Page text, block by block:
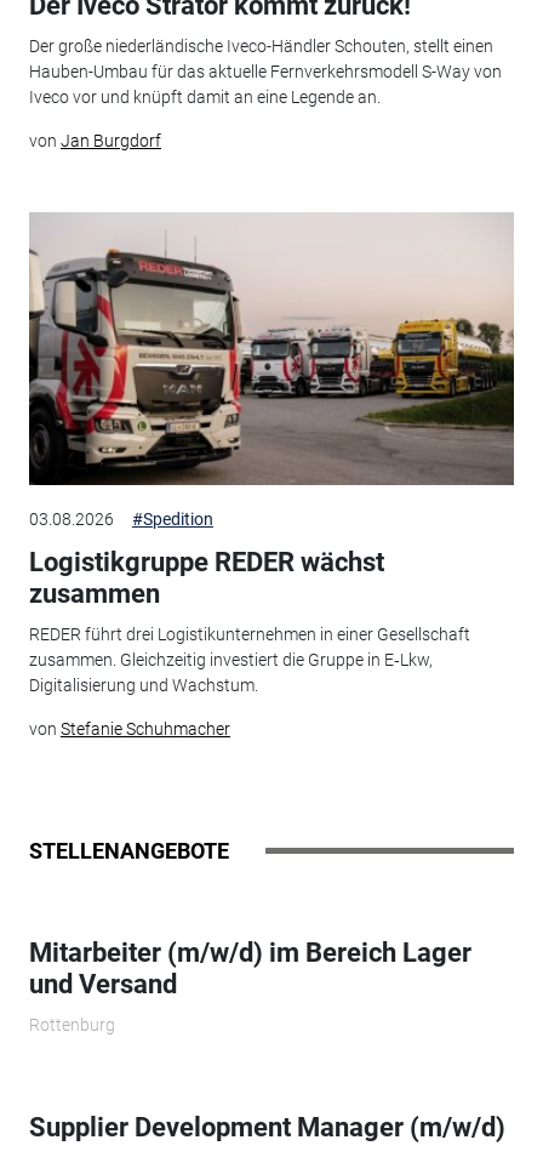
Der große niederländische Iveco-Händler Schouten, stellt einen
Hauben-Umbau für das aktuelle Fernverkehrsmodell S-Way von
Iveco vor und knüpft damit an eine Legende an.
von Jan Burgdorf
03.08.2026 #Spedition
Logistikgruppe REDER wächst
zusammen
REDER führt drei Logistikunternehmen in einer Gesellschaft
zusammen. Gleichzeitig investiert die Gruppe in E‑Lkw,
Digitalisierung und Wachstum.
von Stefanie Schuhmacher
STELLENANGEBOTE
Mitarbeiter (m/w/d) im Bereich Lager
und Versand
Rottenburg
Supplier Development Manager (m/w/d)